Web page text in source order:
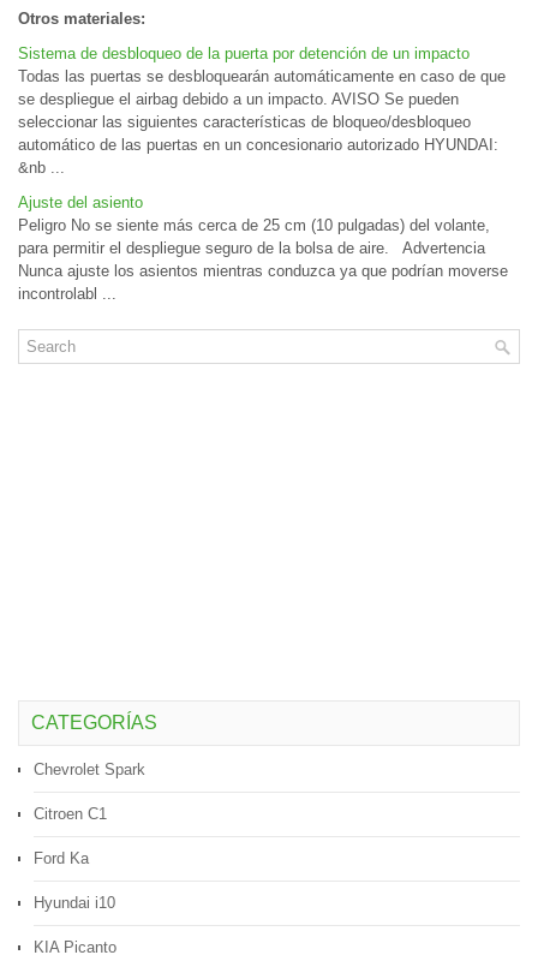
Otros materiales:
Sistema de desbloqueo de la puerta por detención de un impacto
Todas las puertas se desbloquearán automáticamente en caso de que
se despliegue el airbag debido a un impacto. AVISO Se pueden
seleccionar las siguientes características de bloqueo/desbloqueo
automático de las puertas en un concesionario autorizado HYUNDAI:
&nb ...
Ajuste del asiento
Peligro No se siente más cerca de 25 cm (10 pulgadas) del volante,
para permitir el despliegue seguro de la bolsa de aire. Advertencia
Nunca ajuste los asientos mientras conduzca ya que podrían moverse
incontrolabl ...
CATEGORÍAS
Chevrolet Spark
Citroen C1
Ford Ka
Hyundai i10
KIA Picanto